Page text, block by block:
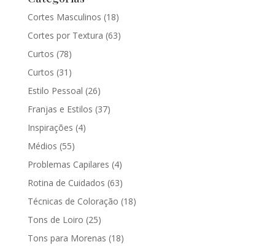
Cortes Masculinos (18)
Cortes por Textura (63)
Curtos (78)
Curtos (31)
Estilo Pessoal (26)
Franjas e Estilos (37)
Inspirações (4)
Médios (55)
Problemas Capilares (4)
Rotina de Cuidados (63)
Técnicas de Coloração (18)
Tons de Loiro (25)
Tons para Morenas (18)